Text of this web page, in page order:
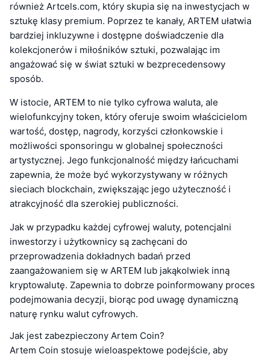
również Artcels.com, który skupia się na inwestycjach w
sztukę klasy premium. Poprzez te kanały, ARTEM ułatwia
bardziej inkluzywne i dostępne doświadczenie dla
kolekcjonerów i miłośników sztuki, pozwalając im
angażować się w świat sztuki w bezprecedensowy
sposób.
W istocie, ARTEM to nie tylko cyfrowa waluta, ale
wielofunkcyjny token, który oferuje swoim właścicielom
wartość, dostęp, nagrody, korzyści członkowskie i
możliwości sponsoringu w globalnej społeczności
artystycznej. Jego funkcjonalność między łańcuchami
zapewnia, że może być wykorzystywany w różnych
sieciach blockchain, zwiększając jego użyteczność i
atrakcyjność dla szerokiej publiczności.
Jak w przypadku każdej cyfrowej waluty, potencjalni
inwestorzy i użytkownicy są zachęcani do
przeprowadzenia dokładnych badań przed
zaangażowaniem się w ARTEM lub jakąkolwiek inną
kryptowalutę. Zapewnia to dobrze poinformowany proces
podejmowania decyzji, biorąc pod uwagę dynamiczną
naturę rynku walut cyfrowych.
Jak jest zabezpieczony Artem Coin?
Artem Coin stosuje wieloaspektowe podejście, aby